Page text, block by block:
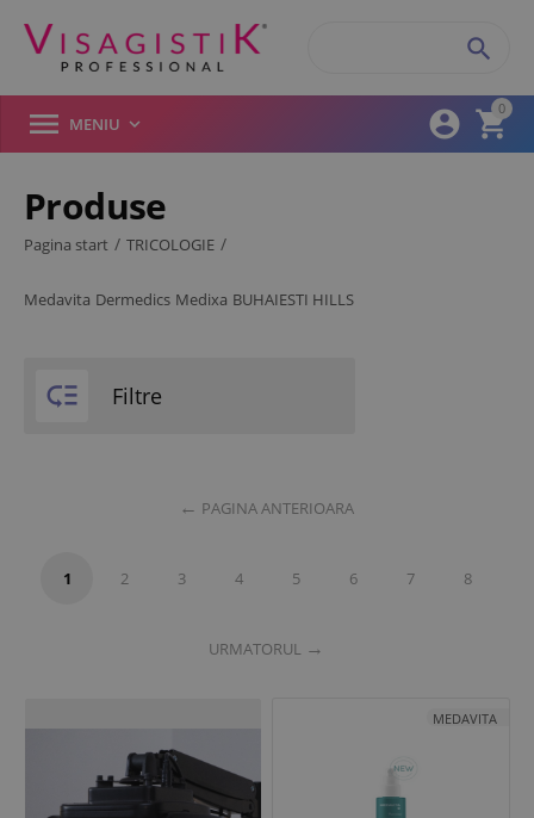
0



 MENIU 
Filtre produse
Brand
Medixa
Produse
Pagina start / TRICOLOGIE /
Medavita Dermedics Medixa BUHAIESTI HILLS
 Filtre
PAGINA ANTERIOARA
1 2 3 4 5 6 7 8
URMATORUL
MEDAVITA